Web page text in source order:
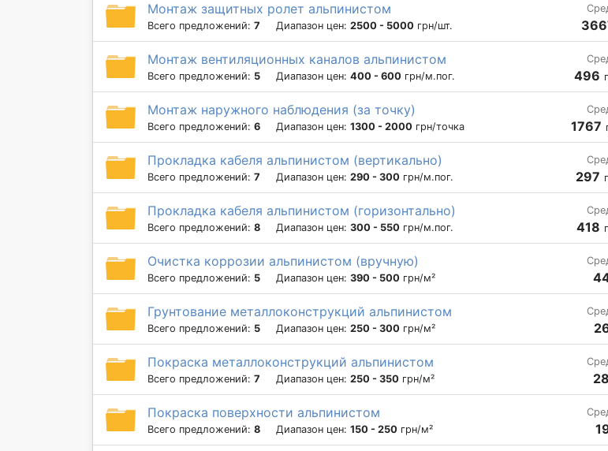
Монтаж защитных ролет альпинистом
Всего предложений: 7 Диапазон цен: 2500 - 5000 грн/шт.
Монтаж вентиляционных каналов альпинистом
Всего предложений: 5 Диапазон цен: 400 - 600 грн/м.пог. 496
Монтаж наружного наблюдения (за точку)
Всего предложений: 6 Диапазон цен: 1300 - 2000 грн/точка 1767
Прокладка кабеля альпинистом (вертикально)
Всего предложений: 7 Диапазон цен: 290 - 300 грн/м.пог. 297
Прокладка кабеля альпинистом (горизонтально)
Всего предложений: 8 Диапазон цен: 300 - 550 грн/м.пог. 418
Очистка коррозии альпинистом (вручную)
Всего предложений: 5 Диапазон цен: 390 - 500 грн/м²
Грунтование металлоконструкций альпинистом
Всего предложений: 5 Диапазон цен: 250 - 300 грн/м²
Покраска металлоконструкций альпинистом
Всего предложений: 7 Диапазон цен: 250 - 350 грн/м²
Покраска поверхности альпинистом
Всего предложений: 8 Диапазон цен: 150 - 250 грн/м²